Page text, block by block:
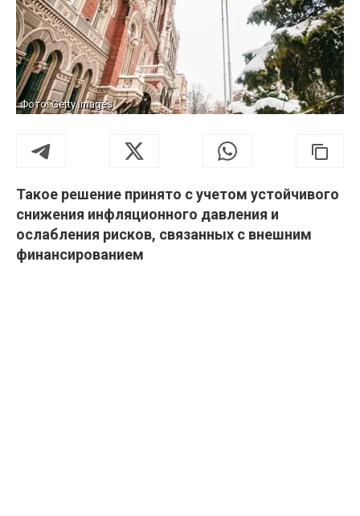
Фото: Getty Images
Такое решение принято с учетом устойчивого
снижения инфляционного давления и
ослабления рисков, связанных с внешним
финансированием